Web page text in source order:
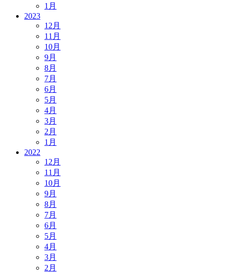
1月
2023
12月
11月
10月
9月
8月
7月
6月
5月
4月
3月
2月
1月
2022
12月
11月
10月
9月
8月
7月
6月
5月
4月
3月
2月